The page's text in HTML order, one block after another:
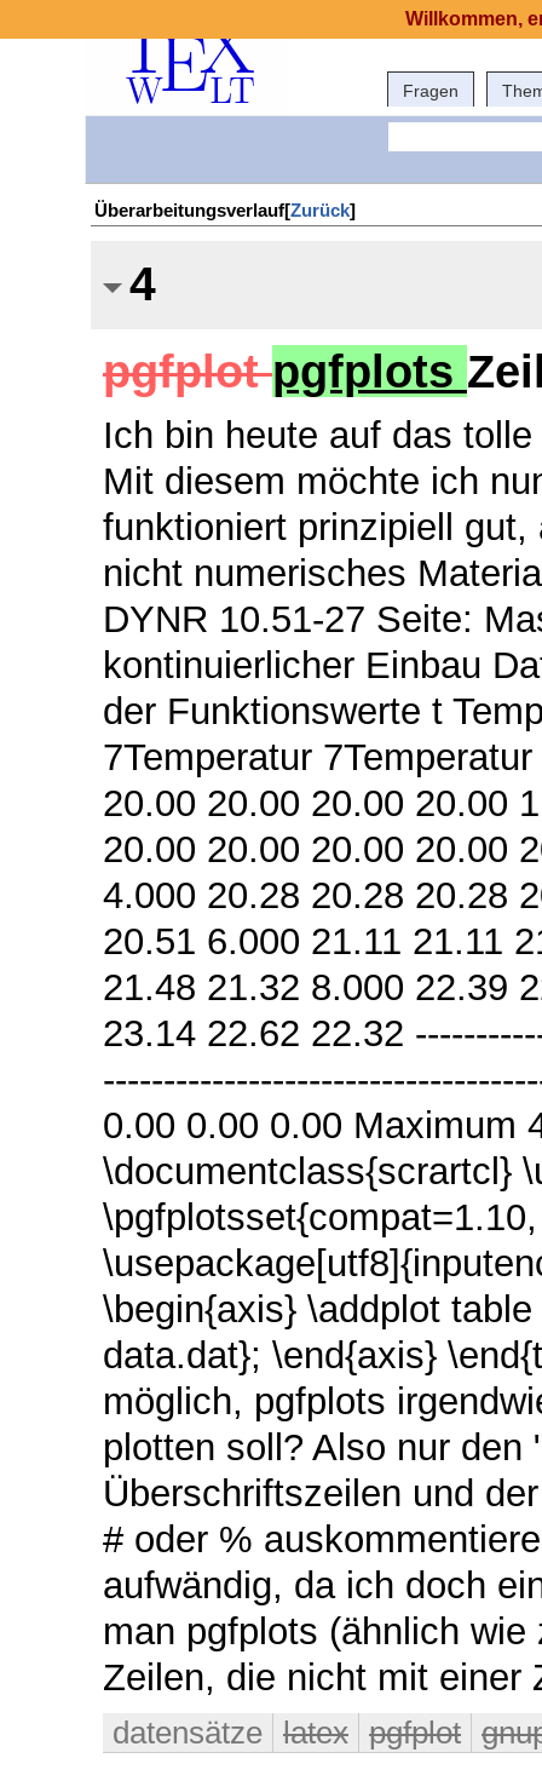
Fragen
Überarbeitungsverlauf[Zurück]
4
pgfplotpgfplots
Ich bin heute auf das
Mit diesem möchte ich
funktioniert prinzipiell
nicht numerisches
DYNR 10.51-27 Seite:
kontinuierlicher Einbau
der Funktionswerte t
7Temperatur
20.00 20.00 20.00 20.00
20.00 20.00 20.00 20.00
4.000 20.28 20.28 20.28
20.51 6.000 21.11 21.11
21.48 21.32 8.000 22.39
23.14 22.62 22.32
0.00 0.00 0.00 Maximum
\documentclass{scrartcl}
\begin{axis} \addplot
data.dat}; \end{axis}
möglich, pgfplots
plotten soll? Also nur
Überschriftszeilen und
# oder %
aufwändig, da ich doch
man pgfplots (ähnlich
Zeilen, die nicht mit einer
datensätze latex pgfplot
Willkommen,